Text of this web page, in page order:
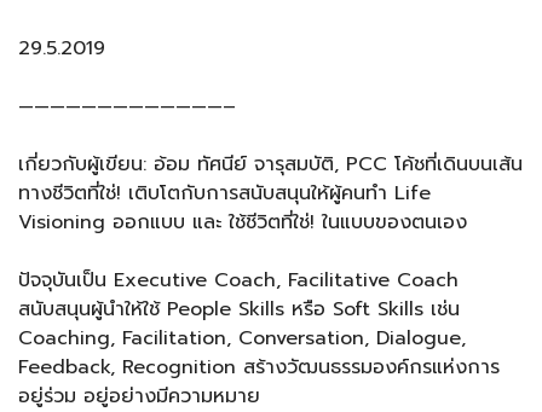
29.5.2019
—————————————–
เกี่ยวกับผู้เขียน: อ้อม ทัศนีย์ จารุสมบัติ, PCC โค้ชที่เดินบนเส้น
ทางชีวิตที่ใช่! เติบโตกับการสนับสนุนให้ผู้คนทำ Life
Visioning ออกแบบ และ ใช้ชีวิตที่ใช่! ในแบบของตนเอง
ปัจจุบันเป็น Executive Coach, Facilitative Coach
สนับสนุนผู้นำให้ใช้ People Skills หรือ Soft Skills เช่น
Coaching, Facilitation, Conversation, Dialogue,
Feedback, Recognition สร้างวัฒนธรรมองค์กรแห่งการ
อยู่ร่วม อยู่อย่างมีความหมาย